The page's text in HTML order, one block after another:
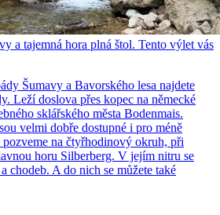
a tajemná hora plná štol. Tento výlet vás
Šumavy a Bavorského lesa najdete
Leží doslova přes kopec na německé
sklářského města Bodenmais.
velmi dobře dostupné i pro méně
na čtyřhodinový okruh, při
horu Silberberg. V jejím nitru se
chodeb. A do nich se můžete také